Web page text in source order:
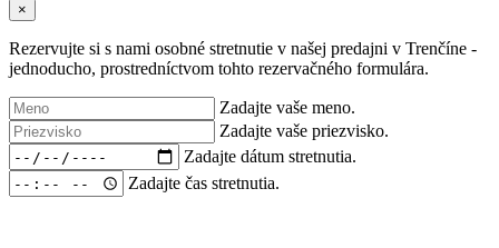
×
Rezervujte si s nami osobné stretnutie v našej predajni v Trenčíne -
jednoducho, prostredníctvom tohto rezervačného formulára.
Zadajte vaše meno.
Zadajte vaše priezvisko.
Zadajte dátum stretnutia.
Zadajte čas stretnutia.